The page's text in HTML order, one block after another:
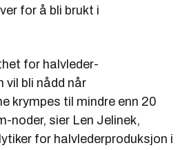
for å bli brukt i
for halvleder-
vil bli nådd når
krympes til mindre enn 20
noder, sier Len Jelinek,
for halvlederproduksjon i